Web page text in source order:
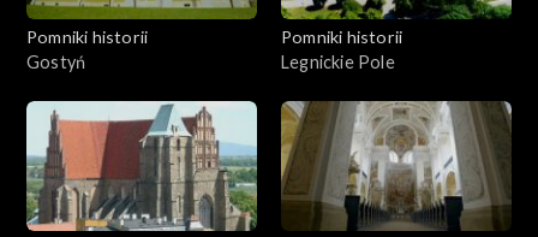
Pomniki historii
Gostyń
Pomniki historii
Legnickie Pole